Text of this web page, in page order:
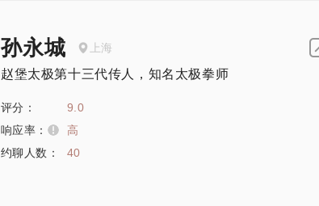
孙永城 上海
赵堡太极第十三代传人，知名太极拳师
评分：
9.0
响应率：
高
约聊人数：
40